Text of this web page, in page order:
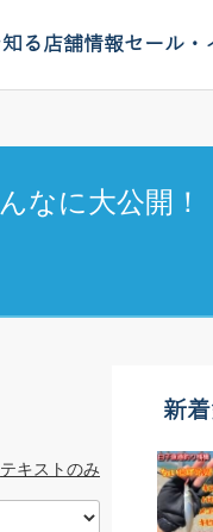
る店舗情報セール・
なに大公開！
テキストのみ
新